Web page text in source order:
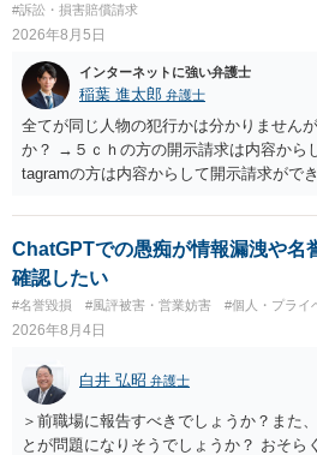
#訴訟・損害賠償請求
2026年8月5日
インターネットに強い弁護士
稲葉 進太郎 弁護士
全てが同じ人物の犯行かは分かりません
か？ →５ｃｈの方の開示請求は内容から
tagramの方は内容からして開示請求がで
いでしょう。７月中にアカウントが削除
ても失敗する可能性が高いように思われ
合、相手に全ての弁護士費用を負担させ
訴訟外の交渉で相手方が認めれば負担さ
訴訟で判決となった場合は、実際の弁護
められない場合があり何ともいえないとこ
ChatGPTでの愚痴が情報漏洩や名
確認したい
#名誉毀損 #風評被害・営業妨害 #個人・プライ
2026年8月4日
白井 弘昭 弁護士
＞前職場に報告すべきでしょうか？また
とが問題になりそうでしょうか？ おそら